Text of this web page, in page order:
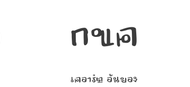
กขค
เคอาร์ต อันยอง